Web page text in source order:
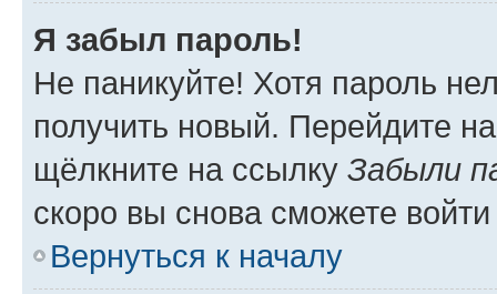
Я забыл пароль!
Не паникуйте! Хотя пароль
получить новый. Перейдите
щёлкните на ссылку Забыли
скоро вы снова сможете
Вернуться к началу